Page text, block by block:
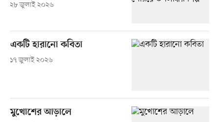
২৮ জুলাই ২০২৬
একটি হারানো কবিতা
১৭ জুলাই ২০২৬
মুখোশের আড়ালে